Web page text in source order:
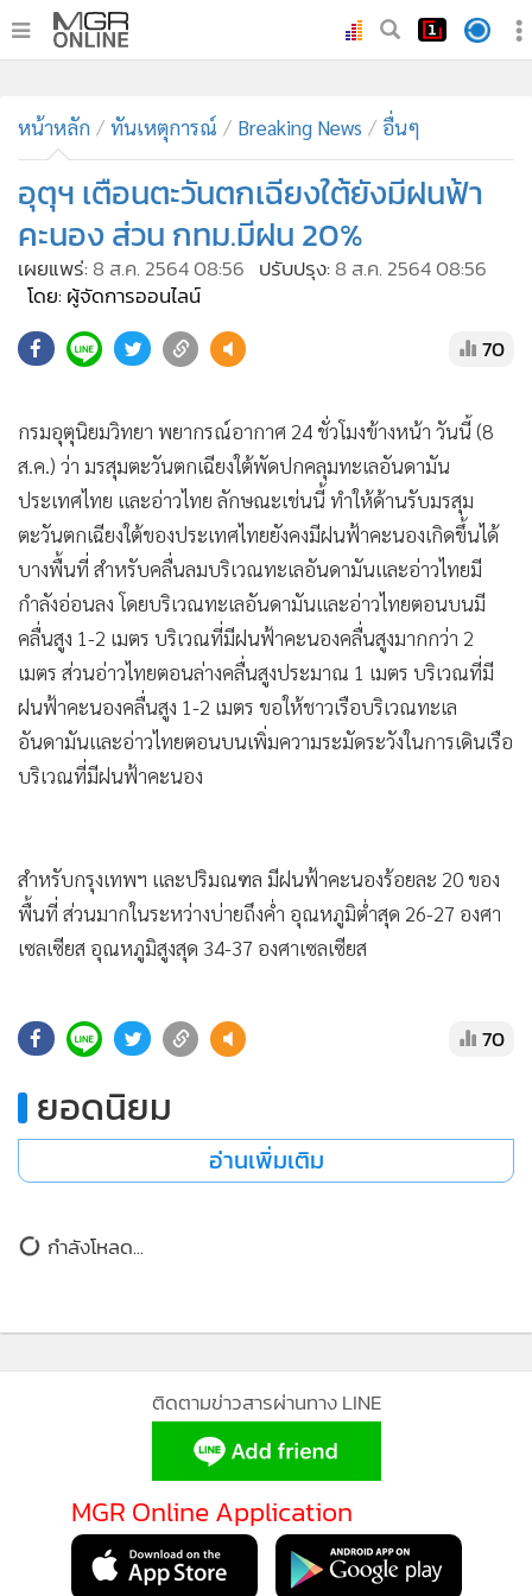
• ทันเหตุการณ์
• ภาคใต้
• ภูมิภาค
• Online Section
• บันเทิง
ผู้จัดการรายวัน
• คอลัมนิสต์
• CbizReview
• Cyber BIZ
• ผู้จัดกวน
• Good health & Well-being
• Green Innovation & SD
• Management & HR
• MGR Live
• Infographic
• การเมือง
• ท่องเที่ยว
• กีฬา
•
Special Scoop
•
เศรษฐกิจ-ธุรกิจ
จีน
• Motoring
• วิทยาศาสตร์
• อินโดจีน
• Factcheck
• ญี่ปุ่น
หน้าหลัก ทันเหตุการณ์ Breaking News อื่นๆ
อุตุฯ เตือนตะวันตกเฉียงใต้ยังมีฝนฟ้า
คะนอง ส่วน กทม.มีฝน 20%
เผยแพร่: 8 ส.ค. 2564 08:56 ปรับปรุง: 8 ส.ค. 2564 08:56
โดย: ผู้จัดการออนไลน์
70
กรมอุตุนิยมวิทยา พยากรณ์อากาศ 24 ชั่วโมงข้างหน้า วันนี้ (8
ส.ค.) ว่า มรสุมตะวันตกเฉียงใต้พัดปกคลุมทะเลอันดามัน
ประเทศไทย และอ่าวไทย ลักษณะเช่นนี้ ทำให้ด้านรับมรสุม
ตะวันตกเฉียงใต้ของประเทศไทยยังคงมีฝนฟ้าคะนองเกิดขึ้นได้
บางพื้นที่ สำหรับคลื่นลมบริเวณทะเลอันดามันและอ่าวไทยมี
กำลังอ่อนลง โดยบริเวณทะเลอันดามันและอ่าวไทยตอนบนมี
คลื่นสูง 1-2 เมตร บริเวณที่มีฝนฟ้าคะนองคลื่นสูงมากกว่า 2
เมตร ส่วนอ่าวไทยตอนล่างคลื่นสูงประมาณ 1 เมตร บริเวณที่มี
ฝนฟ้าคะนองคลื่นสูง 1-2 เมตร ขอให้ชาวเรือบริเวณทะเล
อันดามันและอ่าวไทยตอนบนเพิ่มความระมัดระวังในการเดินเรือ
บริเวณที่มีฝนฟ้าคะนอง
สำหรับกรุงเทพฯ และปริมณฑล มีฝนฟ้าคะนองร้อยละ 20 ของ
พื้นที่ ส่วนมากในระหว่างบ่ายถึงค่ำ อุณหภูมิต่ำสุด 26-27 องศา
เซลเซียส อุณหภูมิสูงสุด 34-37 องศาเซลเซียส
70
ยอดนิยม
อ่านเพิ่มเติม
กำลังโหลด...
ติดตามข่าวสารผ่านทาง LINE
MGR Online Application